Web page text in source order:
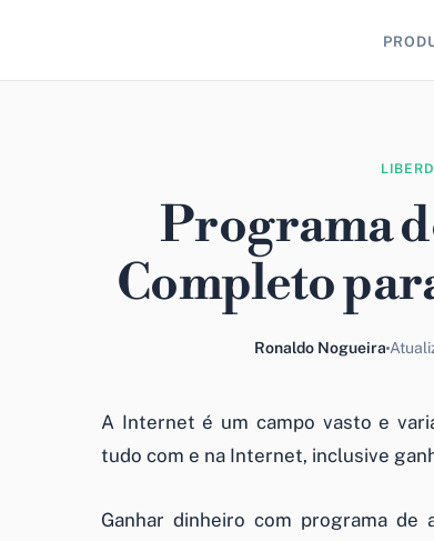
Programa
Completo
Ronaldo Nogueira
A Internet é um campo vasto e
tudo com e na Internet, inclusive
Ganhar dinheiro com programa